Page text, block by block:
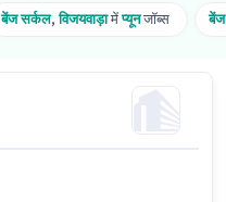
बेंज सर्कल,विजयवाड़ामेंप्यूनजॉब्स